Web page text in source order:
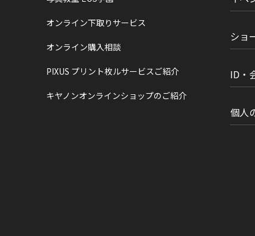
オンライン下取りサービス
オンライン購入相談
PIXUS プリント枚ルサービスご紹介
キヤノンオンラインショップのご紹介
ショ
ID・
個人